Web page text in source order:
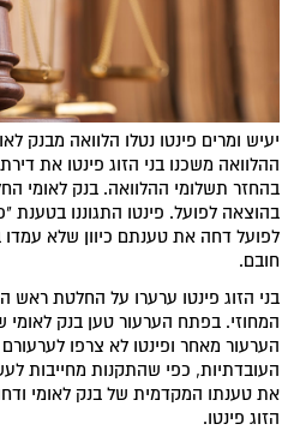
יעיש ומרים פינטו נטלו הלוואה מבנק
ההלוואה משכנו בני הזוג פינטו את דירת
בהחזר תשלומי ההלוואה. בנק לאומי
בהוצאה לפועל. פינטו התגוננו
לפועל דחה את טענתם כיוון שלא
חובם.
בני הזוג פינטו ערערו על החלטת
המחוזי. בפתח הערעור טען בנק
הערעור מאחר ופינטו לא צרפו
העובדתיות, כפי שהתקנות מחייבות
את טענתו המקדמית של בנק לאומי
הזוג פינטו.